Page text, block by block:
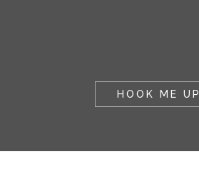
HOOK ME UP